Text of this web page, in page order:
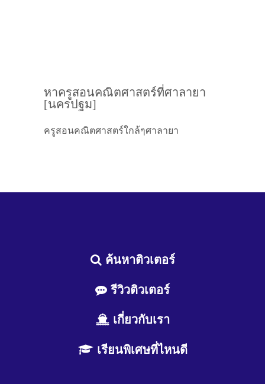
หาครูสอนคณิตศาสตร์ที่ศาลายา
[นครปฐม]
ครูสอนคณิตศาสตร์ใกล้ๆศาลายา
ค้นหาติวเตอร์
รีวิวติวเตอร์
เกี่ยวกับเรา
เรียนพิเศษที่ไหนดี